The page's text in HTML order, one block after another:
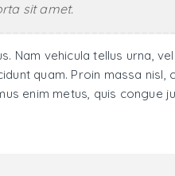
sit amet.
Nam vehicula tellus urna,
quam. Proin massa
enim metus, quis congue